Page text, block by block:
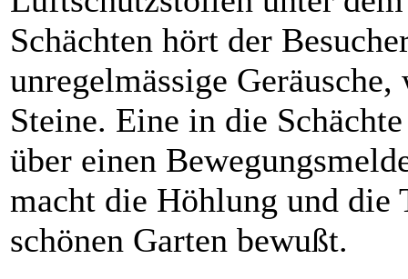
Schächten hört der
unregelmässige
Steine. Eine in die
über einen
macht die Höhlung und die
schönen Garten bewußt.